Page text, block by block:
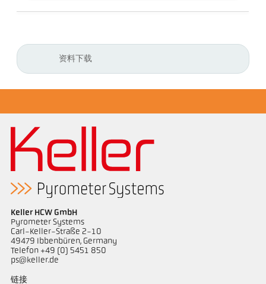
资料下载
Keller HCW GmbH
Pyrometer Systems
Carl-Keller-Straße 2-10
49479 Ibbenbüren, Germany
Telefon +49 (0) 5451 850
ps@keller.de
链接